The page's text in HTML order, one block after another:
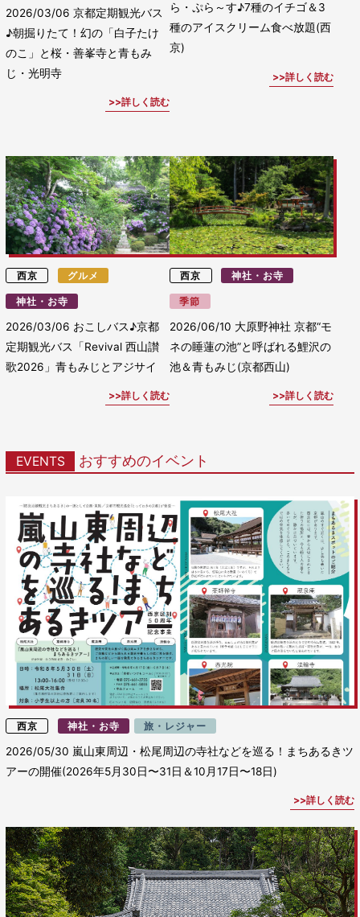
2026/03/06京都定期観光バス
♪朝掘りたて！幻の「白子たけ
のこ」と桜・善峯寺と青もみ
じ・光明寺
詳しく読む
ら・ぷら～す♪7種のイチゴ＆3
種のアイスクリーム食べ放題(西
京)
詳しく読む
西京 グルメ
神社・お寺
2026/03/06 おこしバス♪京都
定期観光バス「Revival 西山讃
歌2026」青もみじとアジサイ
詳しく読む
西京 神社・お寺
季節
2026/06/10 大原野神社 京都“モ
ネの睡蓮の池”と呼ばれる鯉沢の
池＆青もみじ(京都西山)
詳しく読む
EVENTS おすすめのイベント
西京 神社・お寺 旅・レジャー
2026/05/30 嵐山東周辺・松尾周辺の寺社などを巡る！まちあるきツ
アーの開催(2026年5月30日〜31日＆10月17日〜18日)
詳しく読む